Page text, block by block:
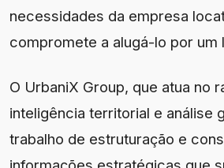
necessidades da empresa
compromete a alugá-lo por um
O UrbaniX Group, que atua no
inteligência territorial e análise
trabalho de estruturação e